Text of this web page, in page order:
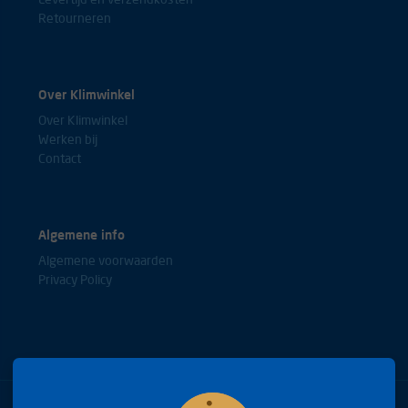
Gekocht om oefen-ankers te maken thuis, exact zoals verwacht én
Retourneren
Over Klimwinkel
Over Klimwinkel
Werken bij
Contact
Algemene info
Algemene voorwaarden
Privacy Policy